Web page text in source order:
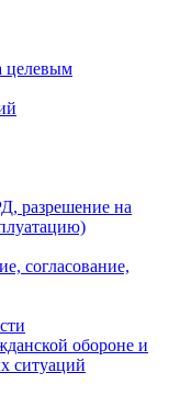
целевым
разрешение на
согласование,
обороне и
ситуаций